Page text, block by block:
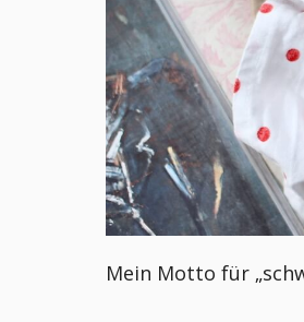
Mein Motto für